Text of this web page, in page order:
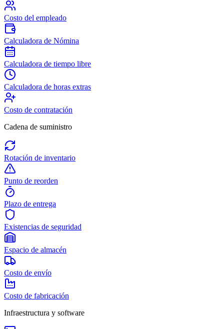
Costo del empleado
Calculadora de Nómina
Calculadora de tiempo libre
Calculadora de horas extras
Costo de contratación
Cadena de suministro
Rotación de inventario
Punto de reorden
Plazo de entrega
Existencias de seguridad
Espacio de almacén
Costo de envío
Costo de fabricación
Infraestructura y software